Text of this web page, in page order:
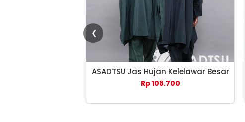
❮
ASADTSU Jas Hujan Kelelawar Besar
Rp 108.700